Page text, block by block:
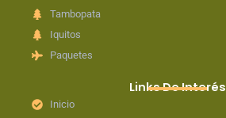
Tambopata
Iquitos
Paquetes
Links De Interés
Inicio